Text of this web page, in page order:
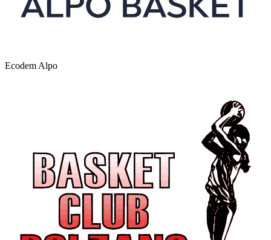
Ecodem Alpo